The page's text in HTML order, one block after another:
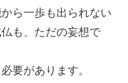
ら一歩も出られない
も、ただの妄想で
要があります。